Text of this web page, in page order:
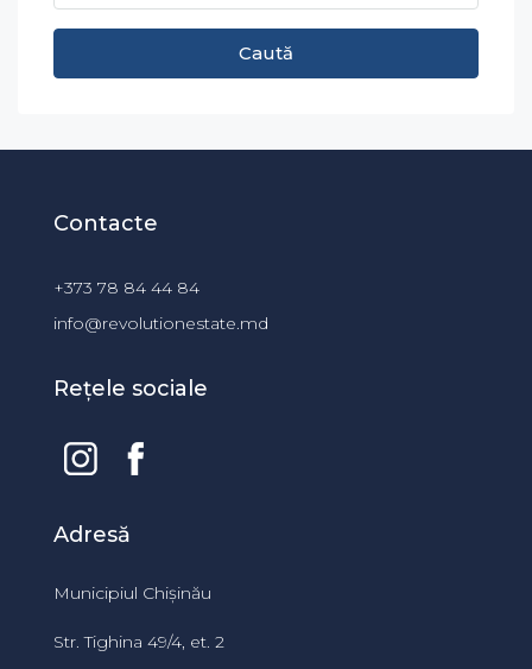
Caută
Contacte
+373 78 84 44 84
info@revolutionestate.md
Rețele sociale
Adresă
Municipiul Chișinău
Str. Tighina 49/4, et. 2